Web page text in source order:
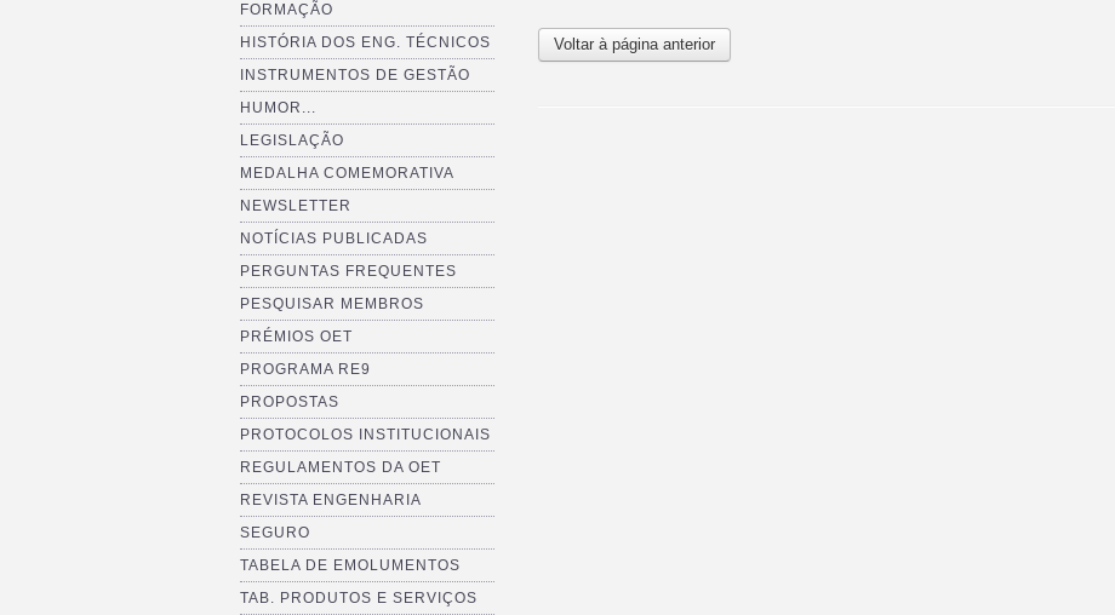
FORMAÇÃO
HISTÓRIA DOS ENG. TÉCNICOS
INSTRUMENTOS DE GESTÃO
HUMOR...
LEGISLAÇÃO
MEDALHA COMEMORATIVA
NEWSLETTER
NOTÍCIAS PUBLICADAS
PERGUNTAS FREQUENTES
PESQUISAR MEMBROS
PRÉMIOS OET
PROGRAMA RE9
PROPOSTAS
PROTOCOLOS INSTITUCIONAIS
REGULAMENTOS DA OET
REVISTA ENGENHARIA
SEGURO
TABELA DE EMOLUMENTOS
TAB. PRODUTOS E SERVIÇOS
Voltar à página anterior